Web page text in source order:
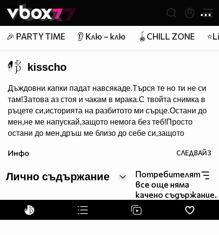
👾
🎉 PARTY TIME 👂 Клю – клю 🪀CHILL ZONE
kisscho
Дъждовни капки падат навсякаде.Търся те но ти не си
там!Затова аз стоя и чакам в мрака.С твойта снимка в
ръцете си,историята на разбитото ми сърце.Остани до
мен,не ме напускай,защото немога без теб!Просто
остани до мен,дръш ме близо до себе си,защото
Инфо СЛЕДВАЙ3
Лично съдържание
Потребителят
все още няма
качено съдържание.